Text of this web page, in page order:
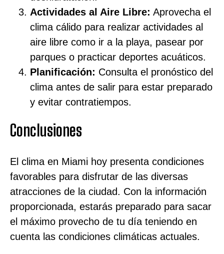
Actividades al Aire Libre: Aprovecha el
clima cálido para realizar actividades al
aire libre como ir a la playa, pasear por
parques o practicar deportes acuáticos.
Planificación: Consulta el pronóstico del
clima antes de salir para estar preparado
y evitar contratiempos.
Conclusiones
El clima en Miami hoy presenta condiciones
favorables para disfrutar de las diversas
atracciones de la ciudad. Con la información
proporcionada, estarás preparado para sacar
el máximo provecho de tu día teniendo en
cuenta las condiciones climáticas actuales.